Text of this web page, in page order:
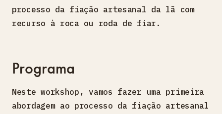
processo da fiação artesanal da lã com
recurso à roca ou roda de fiar.
Programa
Neste workshop, vamos fazer uma primeira
abordagem ao processo da fiação artesanal